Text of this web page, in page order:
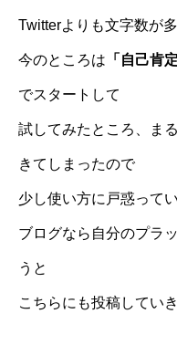
Twitterよりも文字数が多
今のところは 「自己肯
でスタートして
試してみたところ、ま
きてしまったので
少し使い方に戸惑ってい
ブログなら自分のプラ
うと
こちらにも投稿してい